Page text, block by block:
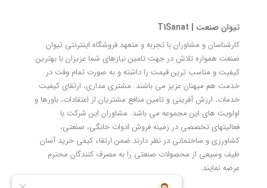
تیوان صنعت | T1Sanat
کارشناسان و مشاوران با تجربه و متعهد فروشگاه اینترنتی تیوان
صنعت همواره تلاش در جهت تامین نیازهای شما عزیزان با بهترین
کیفیت و مناسب ترین قیمت را داشته و به صورت تمام وقت در
خدمت هم میهنان عزیز می باشند. مشتری مداری، ارتقای کیفیت
خدمات، ارزش آفرینی و تامین منافع مشتریان از اعتقادات، باورها و
اولویت های این مجموعه می باشد. مشاوران این شرکت با
فعالیتهای تخصصی در زمینه فروش ادوات خانگی، صنعتی،
کشاورزی و ساختمانی در نظر دارند ضمن ارتقاء کیفی خرید آسان
طیف وسیعی از محصولات صنعتی را به مصرف کنندگان محترم
عرضه نمایند.